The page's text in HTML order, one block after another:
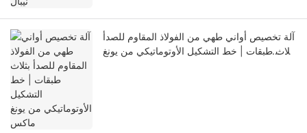
آلة تخصيص أواني طهي من الفولاذ المقاوم للصدأ
بثلاث طبقات | خط التشكيل الأوتوماتيكي من يونغ